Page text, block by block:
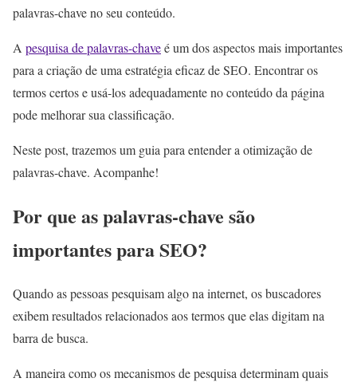
palavras-chave no seu conteúdo.
A pesquisa de palavras-chaveé um dos aspectos mais importantes
para a criação de uma estratégia eficaz de SEO. Encontrar os
termos certos e usá-los adequadamente no conteúdo da página
pode melhorar sua classificação.
Neste post, trazemos um guia para entender a otimização de
palavras-chave. Acompanhe!
Por que as palavras-chave são
importantes para SEO?
Quando as pessoas pesquisam algo na internet, os buscadores
exibem resultados relacionados aos termos que elas digitam na
barra de busca.
A maneira como os mecanismos de pesquisa determinam quais